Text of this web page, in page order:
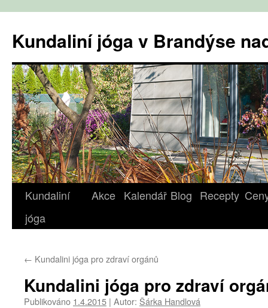
obsahu
webu
Kundaliní jóga v Brandýse
Kundaliní
jóga
Akce Kalendář Blog Recepty
← Kundalini jóga pro zdraví orgánů
Kundalini jóga pro zdraví
Publikováno 1.4.2015 | Autor: Šárka Handlová